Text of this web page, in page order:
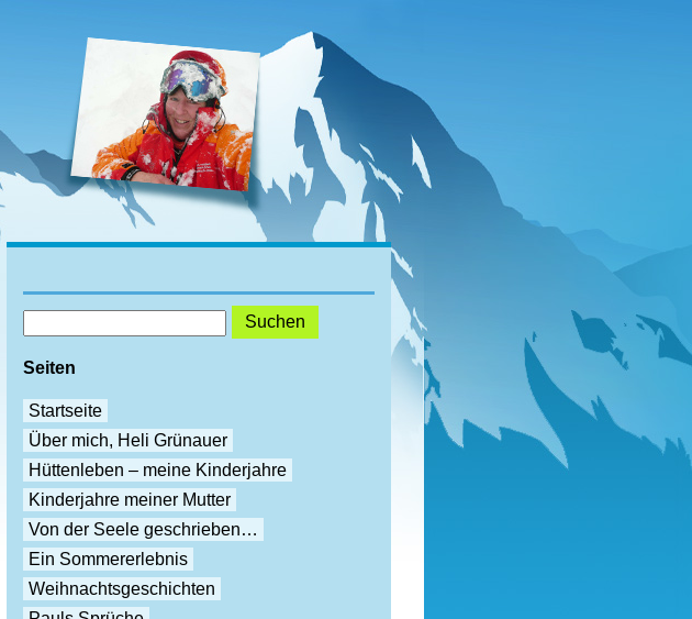
Seiten
Startseite
Über mich, Heli Grünauer
Hüttenleben – meine Kinderjahre
Kinderjahre meiner Mutter
Von der Seele geschrieben…
Ein Sommererlebnis
Weihnachtsgeschichten